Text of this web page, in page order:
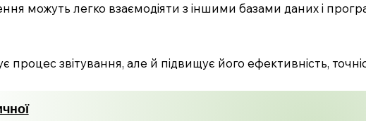
можуть легко взаємодіяти з іншими базами даних і
звітування, але й підвищує його ефективність,